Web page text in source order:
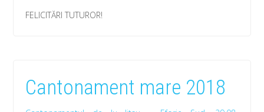
FELICITĂRI TUTUROR!
Cantonament mare 2018